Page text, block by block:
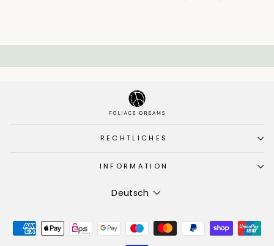
RECHTLICHES
INFORMATION
Sprache
Deutsch